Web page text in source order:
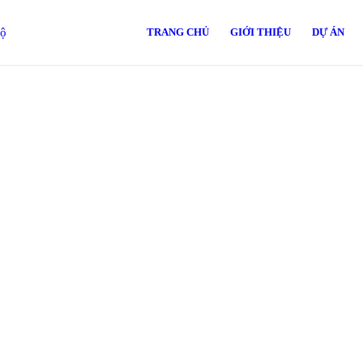
TRANG CHỦ GIỚI THIỆU DỰ ÁN